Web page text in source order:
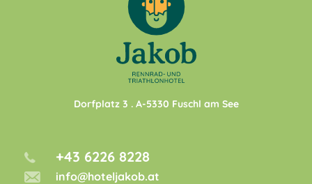
Dorfplatz 3 . A-5330 Fuschl am See
+43 6226 8228
info@hoteljakob.at